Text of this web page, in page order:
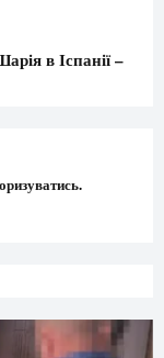
в Іспанії –
.